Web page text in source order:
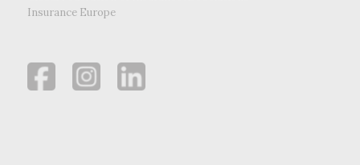
Insurance Europe